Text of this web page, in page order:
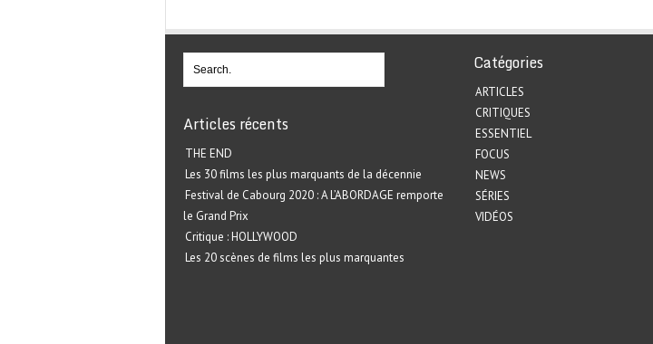
Articles récents
THE END
Les 30 films les plus marquants de la décennie
Festival de Cabourg 2020 : A L’ABORDAGE remporte
le Grand Prix
Critique : HOLLYWOOD
Les 20 scènes de films les plus marquantes
Catégories
ARTICLES
CRITIQUES
ESSENTIEL
FOCUS
NEWS
SÉRIES
VIDÉOS